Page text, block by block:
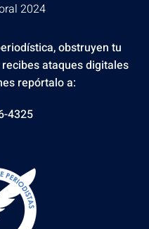
2024
obstruyen tu
ataques digitales
repórtalo a:
4325